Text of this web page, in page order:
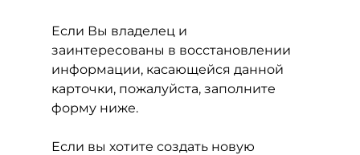
Если Вы владелец и
заинтересованы в восстановлении
информации, касающейся данной
карточки, пожалуйста, заполните
форму ниже.
Если вы хотите создать новую